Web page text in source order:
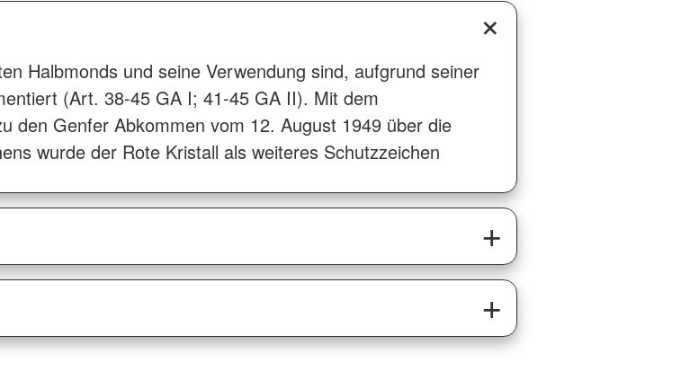
Halbmonds und seine Verwendung sind, aufgrund seiner
(Art. 38-45 GA I; 41-45 GA II). Mit dem
den Genfer Abkommen vom 12. August 1949 über die
wurde der Rote Kristall als weiteres Schutzzeichen